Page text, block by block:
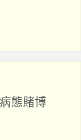
態賭博